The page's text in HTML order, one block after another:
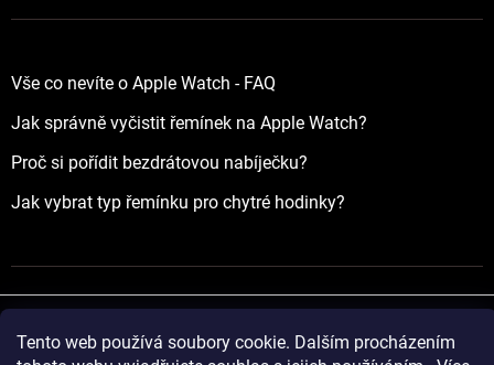
Tento web používá soubory cookie. Dalším procházením
Vše co nevíte o Apple Watch - FAQ
Jak správně vyčistit řemínek na Apple Watch?
Proč si pořídit bezdrátovou nabíječku?
Jak vybrat typ řemínku pro chytré hodinky?
Vytvořil Shoptet